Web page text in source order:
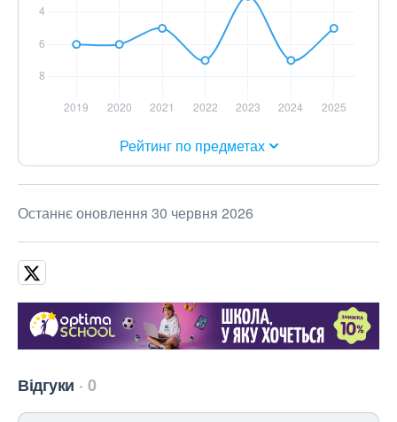
Рейтинг по предметах
Останнє оновлення 30 червня 2026
Відгуки 0